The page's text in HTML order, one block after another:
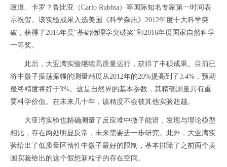
政道、卡罗？鲁比亚（Carlo Rubbia）等国际知名专家第一时间表
示祝贺。该实验成果入选美国《科学杂志》2012年度十大科学突
破，获得了2016年度“基础物理学突破奖”和2016年度国家自然科学
一等奖。
此后，大亚湾实验继续高质量运行，获得了丰硕成果。目前已
将中微子振荡振幅的测量精度从2012年的20%提高到了3.4%，预期
最终精度将好于3%。这是自然界的基本参数，其精确测量具有重
要科学价值。在未来几十年，该精度不会被其他实验超越。
大亚湾实验也精确测量了反应堆中微子能谱，发现与理论模型
相比，存在两处明显反常，未来需要进一步研究。此外，大亚湾实
验给出了低质量区惰性中微子最好的限制，基本排除了之前两个美
国实验给出的这个假想新粒子的存在空间。